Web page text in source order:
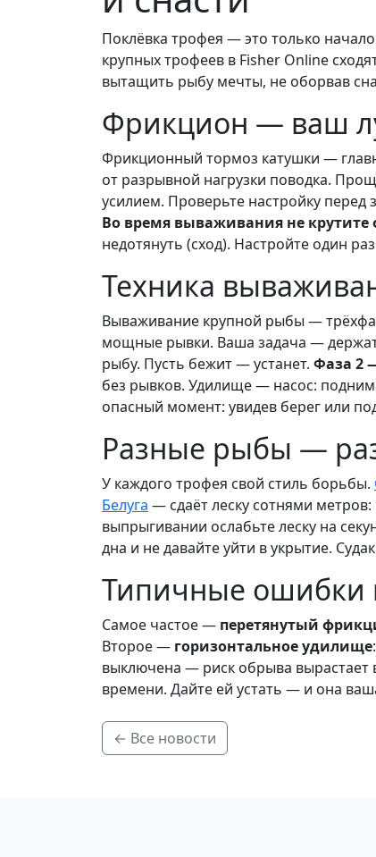
Поклёвка трофея — это только
крупных трофеев в Fisher Online
вытащить рыбу мечты, не оборвав
Фрикцион — ваш
Фрикционный тормоз катушки —
от разрывной нагрузки поводка.
усилием. Проверьте настройку перед
Во время вываживания не
недотянуть (сход). Настройте один
Техника
Вываживание крупной рыбы —
мощные рывки. Ваша задача —
рыбу. Пусть бежит — устанет. Фаза 2
без рывков. Удилище — насос:
опасный момент: увидев берег или
Разные рыбы —
У каждого трофея свой стиль борьбы.
Белуга — сдаёт леску сотнями
выпрыгивании ослабьте леску на
дна и не давайте уйти в укрытие.
Типичные ошибки
Самое частое — перетянутый
Второе — горизонтальное удилище
выключена — риск обрыва вырастает
времени. Дайте ей устать — и она
← Все новости